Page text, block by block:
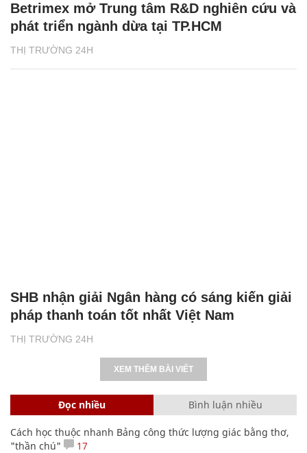
THỊ TRƯỜNG 24H
Betrimex mở Trung tâm R&D nghiên cứu và
phát triển ngành dừa tại TP.HCM
THỊ TRƯỜNG 24H
SHB nhận giải Ngân hàng có sáng kiến giải
pháp thanh toán tốt nhất Việt Nam
XEM THÊM BÀI VIẾT
Đọc nhiều Bình luận nhiều
Cách học thuộc nhanh Bảng công thức lượng giác bằng thơ,
"thần chú"
17